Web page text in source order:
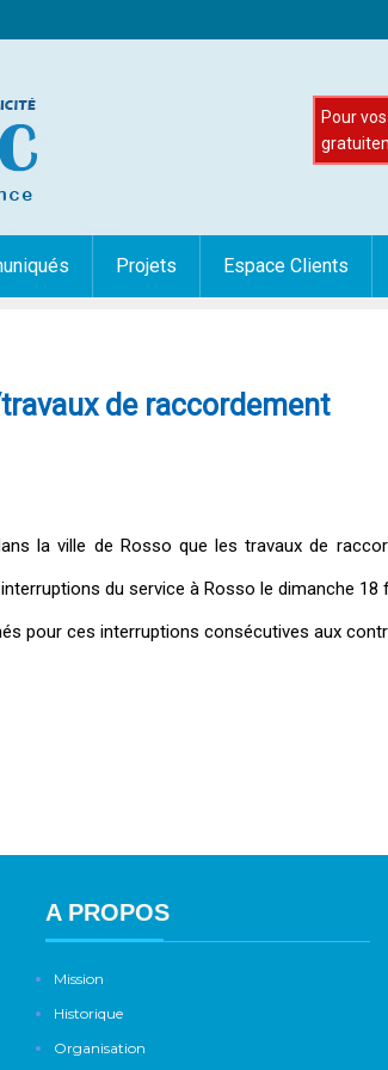
Pour
Projets Espace Clients
de raccordement
la ville de Rosso que les travaux de
du service à Rosso le dimanche 18
pour ces interruptions consécutives aux
A PROPOS
Mission
Historique
Organisation